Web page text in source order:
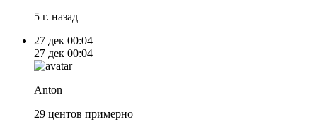
5 г. назад
27 дек 00:04
27 дек 00:04
Anton
29 центов примерно